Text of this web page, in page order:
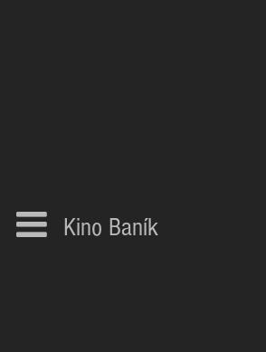
Kino Baník